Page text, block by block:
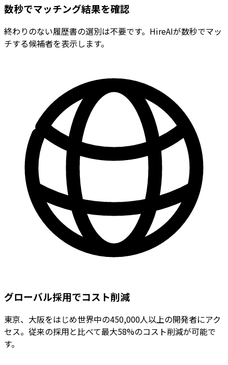
数秒でマッチング結果を確認
終わりのない履歴書の選別は不要です。HireAIが数秒でマッ
チする候補者を表示します。
グローバル採用でコスト削減
東京、大阪をはじめ世界中の450,000人以上の開発者にアク
セス。従来の採用と比べて最大58%のコスト削減が可能で
す。